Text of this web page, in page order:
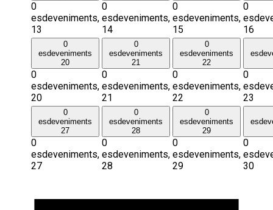
0
esdeveniments,
13
0
esdeveniments,
14
0
esdeveniments,
15
0
16
0
esdeveniments
20
0
esdeveniments,
20
0
esdeveniments
21
0
esdeveniments,
21
0
esdeveniments
22
0
esdeveniments,
22
0
23
0
esdeveniments
27
0
esdeveniments,
27
0
esdeveniments
28
0
esdeveniments,
28
0
esdeveniments
29
0
esdeveniments,
29
0
30